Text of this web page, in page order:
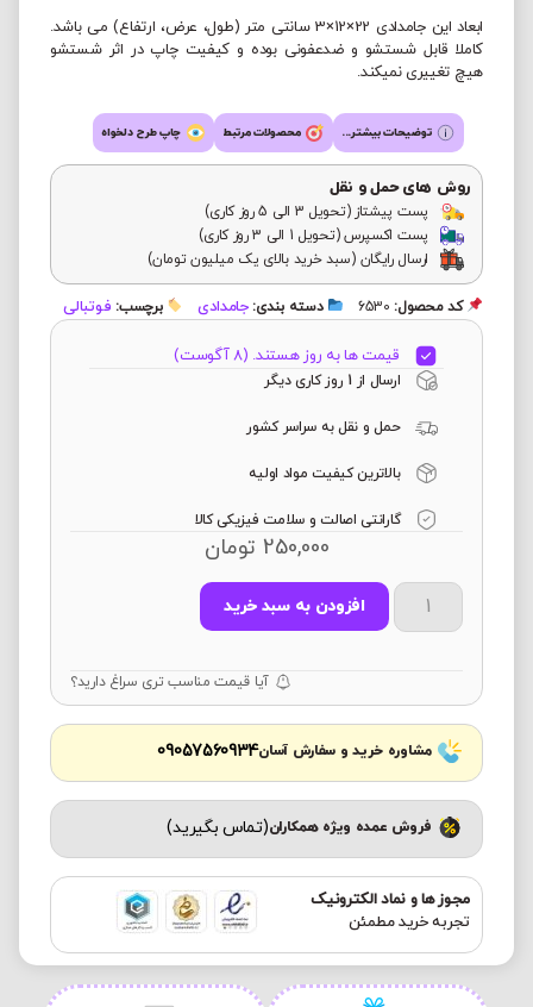
ابعاد این جامدادی 22×12×3 سانتی متر (طول، عرض، ارتفاع) می باشد.
کاملا قابل شستشو و ضدعفونی بوده و کیفیت چاپ در اثر شستشو
هیچ تغییری نمیکند.
توضیحات بیشتر... محصولات مرتبط چاپ طرح دلخواه
روش های حمل و نقل
پست پیشتاز (تحویل 3 الی 5 روز کاری)
پست اکسپرس (تحویل 1 الی 3 روز کاری)
ارسال رایگان (سبد خرید بالای یک میلیون تومان)
کد محصول: 6530 دسته بندی: جامدادی برچسب: فوتبالی
قیمت ها به روز هستند. (8 آگوست)
ارسال از 1 روز کاری دیگر
حمل و نقل به سراسر کشور
بالاترین کیفیت مواد اولیه
گارانتی اصالت و سلامت فیزیکی کالا
250,000 تومان
افزودن به سبد خرید
آیا قیمت مناسب تری سراغ دارید؟
مشاوره خرید و سفارش آسان09057560934
فروش عمده ویژه همکاران(تماس بگیرید)
مجوز ها و نماد الکترونیک
تجربه خرید مطمئن